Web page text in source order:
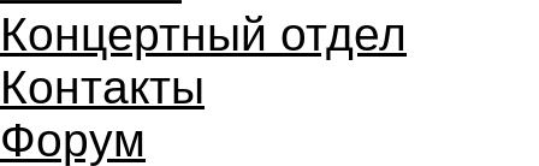
Концертный отдел
Контакты
Форум